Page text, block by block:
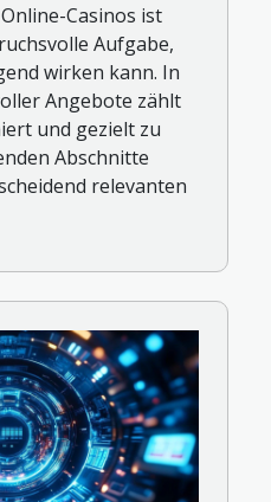
Casinos ist
Aufgabe,
wirken kann. In
Angebote zählt
und gezielt zu
Abschnitte
relevanten